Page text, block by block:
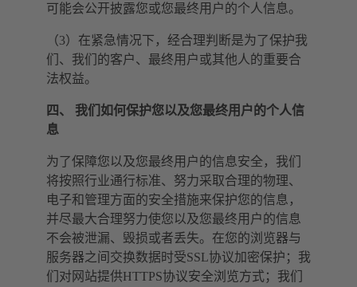
可能会公开披露您或您最终用户的个人信息。
（3）在紧急情况下，经合理判断是为了保护我
们、我们的客户、最终用户或其他人的重要合
法权益。
四、 我们如何保护您以及您最终用户的个人信
息
为了保障您以及您最终用户的信息安全，我们
将按照行业通行标准、努力采取合理的物理、
电子和管理方面的安全措施来保护您的信息，
并尽最大合理努力使您以及您最终用户的信息
不会被泄漏、毁损或者丢失。在您的浏览器与
服务器之间交换数据时受SSL协议加密保护；我
们对网站提供HTTPS协议安全浏览方式；我们